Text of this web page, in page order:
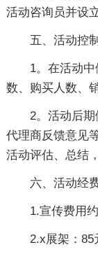
活动咨询员并设
五、活动控
1。在活动
数、购买人数、
2。活动后期
代理商反馈意见
活动评估、总结
六、活动经
1.宣传费用
2.x展架：85